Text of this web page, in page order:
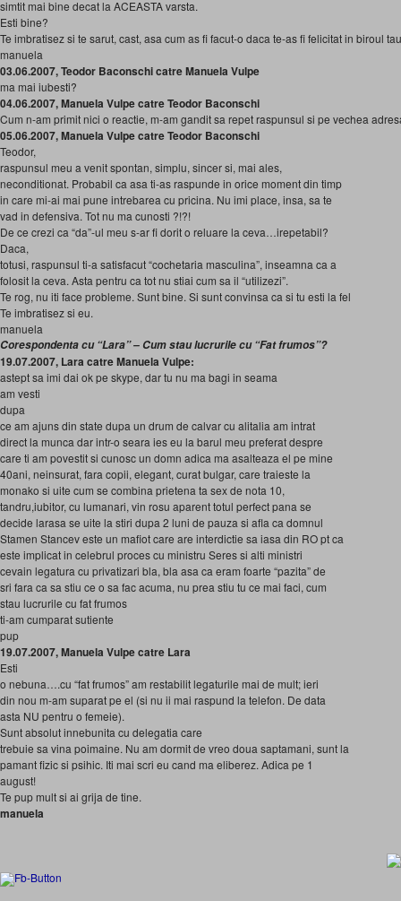
simtit mai bine decat la ACEASTA varsta.
Esti bine?
Te imbratisez si te sarut, cast, asa cum as fi facut-o daca te-as fi felicitat in biroul
manuela
03.06.2007, Teodor Baconschi catre Manuela Vulpe
ma mai iubesti?
04.06.2007, Manuela Vulpe catre Teodor Baconschi
Cum n-am primit nici o reactie, m-am gandit sa repet raspunsul si pe vechea
05.06.2007, Manuela Vulpe catre Teodor Baconschi
Teodor,
raspunsul meu a venit spontan, simplu, sincer si, mai ales,
neconditionat. Probabil ca asa ti-as raspunde in orice moment din timp
in care mi-ai mai pune intrebarea cu pricina. Nu imi place, insa, sa te
vad in defensiva. Tot nu ma cunosti ?!?!
De ce crezi ca “da”-ul meu s-ar fi dorit o reluare la ceva…irepetabil?
Daca,
totusi, raspunsul ti-a satisfacut “cochetaria masculina”, inseamna ca a
folosit la ceva. Asta pentru ca tot nu stiai cum sa il “utilizezi”.
Te rog, nu iti face probleme. Sunt bine. Si sunt convinsa ca si tu esti la fel
Te imbratisez si eu.
manuela
Corespondenta cu “Lara” – Cum stau lucrurile cu “Fat frumos”?
19.07.2007, Lara catre Manuela Vulpe:
astept sa imi dai ok pe skype, dar tu nu ma bagi in seama
am vesti
dupa
ce am ajuns din state dupa un drum de calvar cu alitalia am intrat
direct la munca dar intr-o seara ies eu la barul meu preferat despre
care ti am povestit si cunosc un domn adica ma asalteaza el pe mine
40ani, neinsurat, fara copii, elegant, curat bulgar, care traieste la
monako si uite cum se combina prietena ta sex de nota 10,
tandru,iubitor, cu lumanari, vin rosu aparent totul perfect pana se
decide larasa se uite la stiri dupa 2 luni de pauza si afla ca domnul
Stamen Stancev este un mafiot care are interdictie sa iasa din RO pt ca
este implicat in celebrul proces cu ministru Seres si alti ministri
cevain legatura cu privatizari bla, bla asa ca eram foarte “pazita” de
sri fara ca sa stiu ce o sa fac acuma, nu prea stiu tu ce mai faci, cum
stau lucrurile cu fat frumos
ti-am cumparat sutiente
pup
19.07.2007, Manuela Vulpe catre Lara
Esti
o nebuna….cu “fat frumos” am restabilit legaturile mai de mult; ieri
din nou m-am suparat pe el (si nu ii mai raspund la telefon. De data
asta NU pentru o femeie).
Sunt absolut innebunita cu delegatia care
trebuie sa vina poimaine. Nu am dormit de vreo doua saptamani, sunt la
pamant fizic si psihic. Iti mai scri eu cand ma eliberez. Adica pe 1
august!
Te pup mult si ai grija de tine.
manuela